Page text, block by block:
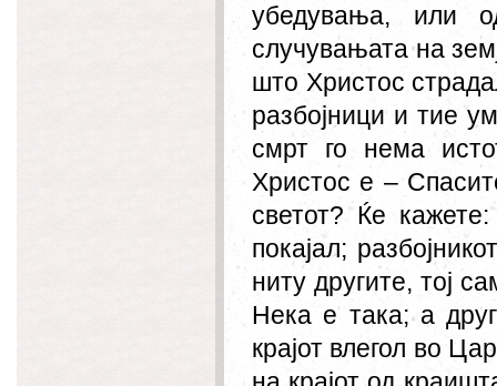
убедувања, или
случувањата на
што Христос
разбојници и тие
смрт го нема
Христос е –
светот? Ќе
покајал;
ниту другите, тој
Нека е така; а
крајот влегол во